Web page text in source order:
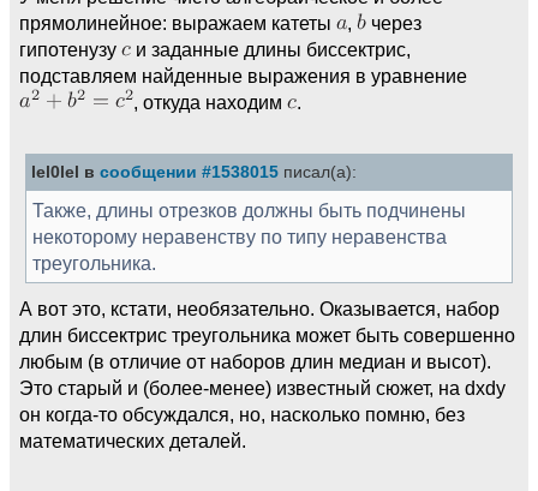
прямолинейное: выражаем катеты
,
через
гипотенузу
и заданные длины биссектрис,
подставляем найденные выражения в уравнение
, откуда находим
.
lel0lel в сообщении #1538015 писал(а):
Также, длины отрезков должны быть подчинены
некоторому неравенству по типу неравенства
треугольника.
А вот это, кстати, необязательно. Оказывается, набор
длин биссектрис треугольника может быть совершенно
любым (в отличие от наборов длин медиан и высот).
Это старый и (более-менее) известный сюжет, на dxdy
он когда-то обсуждался, но, насколько помню, без
математических деталей.